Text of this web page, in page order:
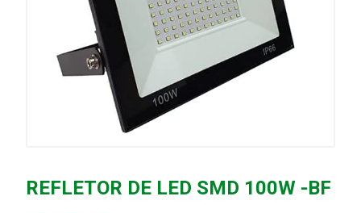
REFLETOR DE LED SMD 100W -BF